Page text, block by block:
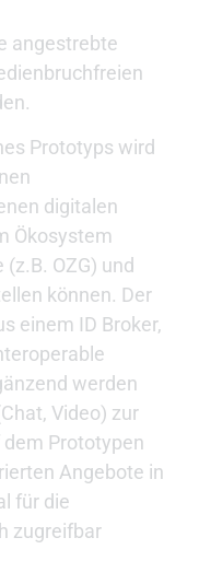
angestrebte
Prototyps wird
digitalen
Ökosystem
OZG) und
können. Der
einem ID Broker,
werden
Video) zur
Prototypen
Angebote in
für die
zugreifbar